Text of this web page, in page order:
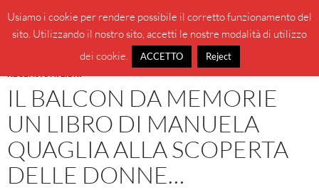
contenuto
BeppeBlog
MENU
RECENSIONI LIBRI
IL BALCON DA MEMORIE
UN LIBRO DI MANUELA
QUAGLIA ALLA SCOPERTA
DELLE DONNE…
Usiamo i cookie per rendere possibile il corretto funzionamento del
sito. Utilizzando il nostro sito, accetti le nostre modalità di utilizzo
dei cookie.
ACCETTO Reject